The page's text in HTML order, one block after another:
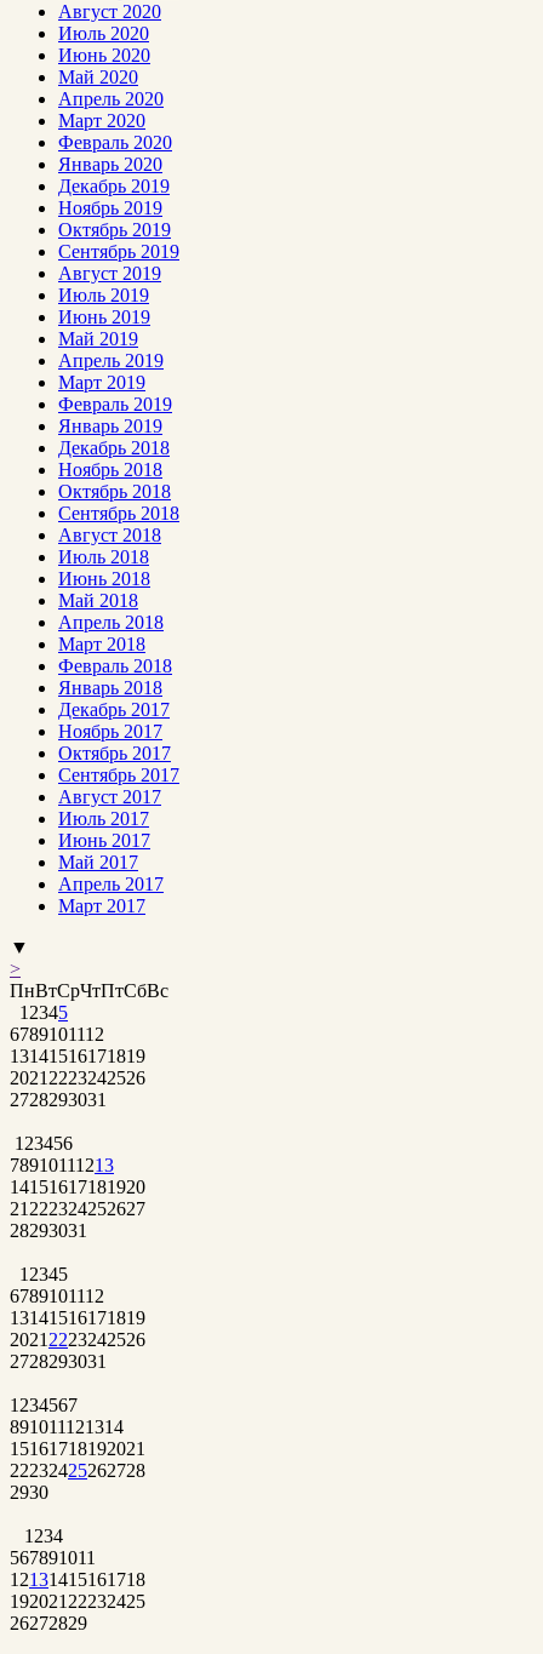
Август 2020
Июль 2020
Июнь 2020
Май 2020
Апрель 2020
Март 2020
Февраль 2020
Январь 2020
Декабрь 2019
Ноябрь 2019
Октябрь 2019
Сентябрь 2019
Август 2019
Июль 2019
Июнь 2019
Май 2019
Апрель 2019
Март 2019
Февраль 2019
Январь 2019
Декабрь 2018
Ноябрь 2018
Октябрь 2018
Сентябрь 2018
Август 2018
Июль 2018
Июнь 2018
Май 2018
Апрель 2018
Март 2018
Февраль 2018
Январь 2018
Декабрь 2017
Ноябрь 2017
Октябрь 2017
Сентябрь 2017
Август 2017
Июль 2017
Июнь 2017
Май 2017
Апрель 2017
Март 2017
▼
>
ПнВтСрЧтПтСбВс
1 2345
6789101112
13141516171819
2021 2223242526
2728293031
1 23456
78910111213
14151617181920
21 222324252627
28293031
1 2345
6789101112
13141516171819
2021 2223242526
2728293031
1 234567
891011121314
15161718192021
22232425262728
2930
1 234
567891011
12131415161718
192021 22232425
26272829